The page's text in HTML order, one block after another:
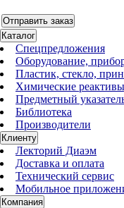
Каталог
Спецпредложения
Оборудование,
Пластик, стекло,
Химические
Предметный
Библиотека
Производители
Клиенту
Лекторий Диаэм
Доставка и оплата
Технический сервис
Мобильное
Компания